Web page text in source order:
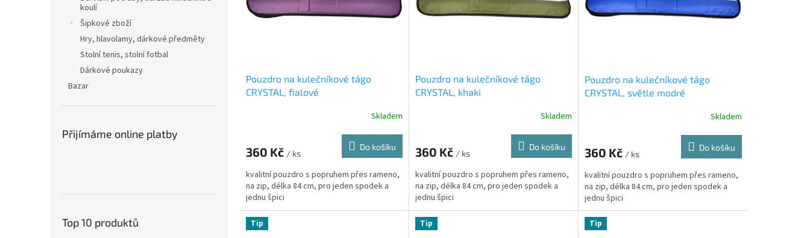
koulí
Šipkové zboží
Hry, hlavolamy, dárkové předměty
Stolní tenis, stolní fotbal
Dárkové poukazy
Bazar
Přijímáme online platby
Top 10 produktů
Pouzdro na kulečníkové tágo
CRYSTAL, fialové
Skladem
360 Kč / ks
Do košíku
kvalitní pouzdro s popruhem přes rameno,
na zip, délka 84 cm, pro jeden spodek a
jednu špici
Pouzdro na kulečníkové tágo
CRYSTAL, khaki
Skladem
360 Kč / ks
Do košíku
kvalitní pouzdro s popruhem přes rameno,
na zip, délka 84 cm, pro jeden spodek a
jednu špici
Pouzdro na kulečníkové tágo
CRYSTAL, světle modré
Skladem
360 Kč / ks
Do košíku
kvalitní pouzdro s popruhem přes rameno,
na zip, délka 84 cm, pro jeden spodek a
jednu špici
Tip Tip Tip